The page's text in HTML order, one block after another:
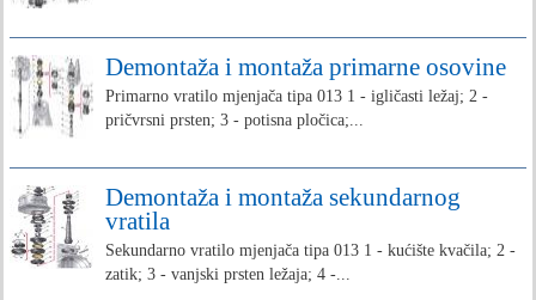
Demontaža i montaža primarne osovine
Primarno vratilo mjenjača tipa 013 1 - igličasti ležaj; 2 -
pričvrsni prsten; 3 - potisna pločica;...
Demontaža i montaža sekundarnog
vratila
Sekundarno vratilo mjenjača tipa 013 1 - kućište kvačila; 2 -
zatik; 3 - vanjski prsten ležaja; 4 -...